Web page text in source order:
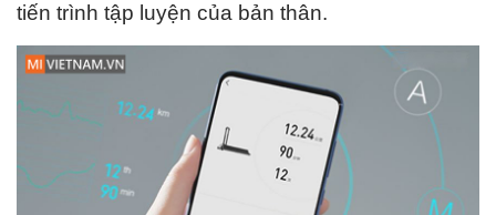
tiến trình tập luyện của bản thân.